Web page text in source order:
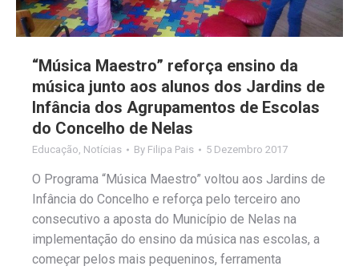
“Música Maestro” reforça ensino da
música junto aos alunos dos Jardins de
Infância dos Agrupamentos de Escolas
do Concelho de Nelas
Educação Notícias By Filipa Pais 5 Dezembro 2017
O Programa “Música Maestro” voltou aos Jardins de
Infância do Concelho e reforça pelo terceiro ano
consecutivo a aposta do Município de Nelas na
implementação do ensino da música nas escolas, a
começar pelos mais pequeninos, ferramenta